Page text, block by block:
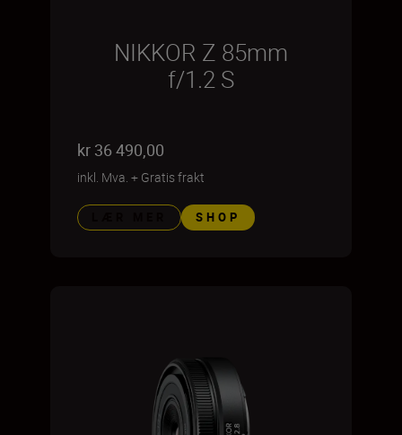
NIKKOR Z 85mm
f/1.2 S
kr 36 490,00
inkl. Mva. + Gratis frakt
SHOP